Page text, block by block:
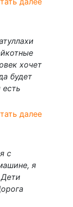
хочет
будет
есть
далее
с
я